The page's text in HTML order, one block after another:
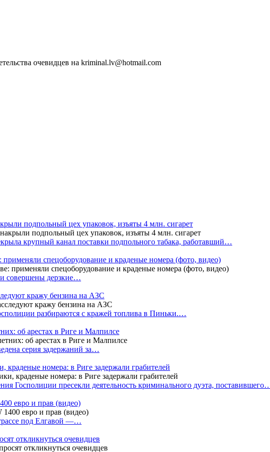
очевидцев на kriminal.lv@hotmail.com
подпольный цех упаковок, изъяты 4 млн. сигарет
крупный канал поставки подпольного табака, работавший…
спецоборудование и краденые номера (фото, видео)
совершены дерзкие…
кражу бензина на АЗС
разбираются с кражей топлива в Пиньки.…
об арестах в Риге и Малпилсе
серия задержаний за…
краденые номера: в Риге задержали грабителей
Госполиции пресекли деятельность криминального дуэта,
евро и прав (видео)
под Елгавой —…
откликнуться очевидцев